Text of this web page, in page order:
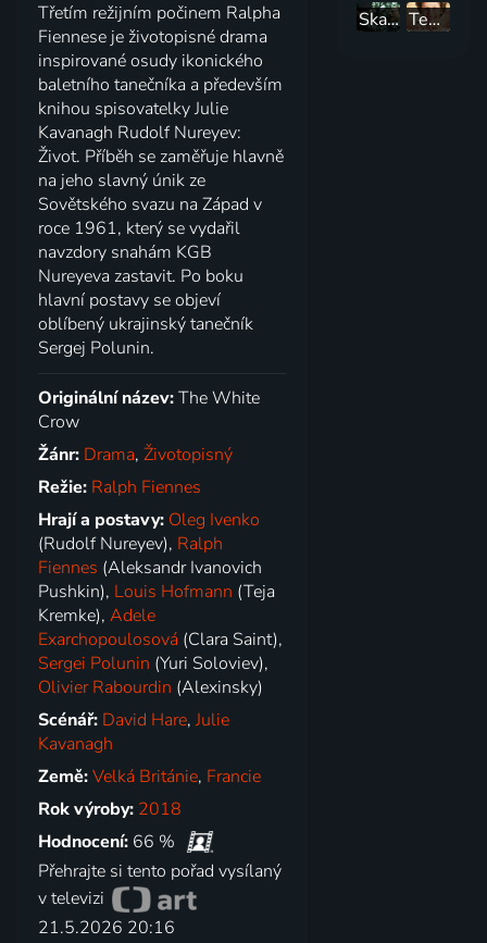
Třetím režijním počinem Ralpha
Fiennese je životopisné drama
inspirované osudy ikonického
baletního tanečníka a především
knihou spisovatelky Julie
Kavanagh Rudolf Nureyev:
Život. Příběh se zaměřuje hlavně
na jeho slavný únik ze
Sovětského svazu na Západ v
roce 1961, který se vydařil
navzdory snahám KGB
Nureyeva zastavit. Po boku
hlavní postavy se objeví
oblíbený ukrajinský tanečník
Sergej Polunin.
Originální název:The White
Crow
Žánr: Drama,Životopisný
Režie: Ralph Fiennes
Hrají a postavy: Oleg Ivenko
(Rudolf Nureyev), Ralph
Fiennes (Aleksandr Ivanovich
Pushkin), Louis Hofmann (Teja
Kremke),Adele
Exarchopoulosová (Clara Saint),
Sergei Polunin (Yuri Soloviev),
Olivier Rabourdin (Alexinsky)
Scénář: David Hare,Julie
Kavanagh
Země:Velká Británie, Francie
Rok výroby: 2018
Hodnocení: 66 %
Přehrajte si tento pořad vysílaný
v televizi
21.5.2026 20:16
Skafandr a motýl
Temple Grandinová